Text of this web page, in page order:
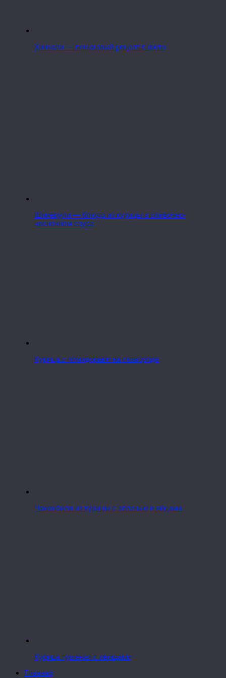
Хинкали — пошаговый рецепт с фото
Шкмерули — блюдо из курицы в сливочно-
чесночном соусе
Курица с помидорами на сковороде
Чахохбили из курицы с зеленью и яйцами
Курица тушеная с овощами
Главная